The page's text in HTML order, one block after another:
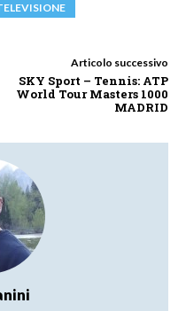
Articolo successivo
SKY Sport – Tennis: ATP
World Tour Masters 1000
MADRID